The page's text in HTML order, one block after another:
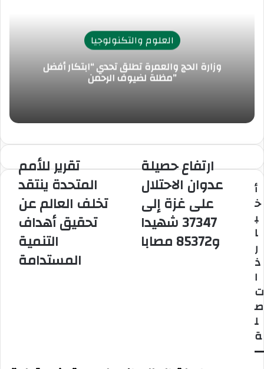
ب
ر
ا
ل
ب
العلوم والتكنولوجيا
وزارة الحج والعمرة تطلق تحدي “ابتكار أفضل
مظلة لضيوف الرحمن”
ت
ق
ر
ر
ل
ل
أ
م
تقرير للأمم
المتحدة ينتقد
تخلف العالم عن
تحقيق أهداف
التنمية
المستدامة
ا
ر
ت
ا
ع
ح
ص
ارتفاع حصيلة
عدوان الاحتلال
على غزة إلى
37347 شهيدا
و85372 مصابا
أ
خ
ب
ا
ر
ذ
ا
ت
ص
ل
ة